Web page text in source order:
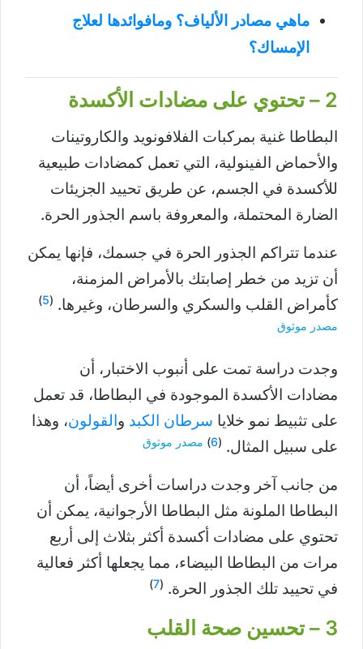
ماهي مصادر الألياف؟ ومافوائدها لعلاج
الإمساك؟
2 – تحتوي على مضادات الأكسدة
البطاطا غنية بمركبات الفلافونويد والكاروتينات
والأحماض الفينولية، التي تعمل كمضادات طبيعية
للأكسدة في الجسم، عن طريق تحييد الجزيئات
الضارة المحتملة، والمعروفة باسم الجذور الحرة.
عندما تتراكم الجذور الحرة في جسمك، فإنها يمكن
أن تزيد من خطر إصابتك بالأمراض المزمنة،
كأمراض القلب والسكري والسرطان، وغيرها. (
5
)
مصدر موثوق
وجدت دراسة تمت على أنبوب الاختبار، أن
مضادات الأكسدة الموجودة في البطاطا، قد تعمل
على تثبيط نمو خلايا سرطان الكبد والقولون، وهذا
على سبيل المثال. (
6
) مصدر موثوق
من جانب آخر وجدت دراسات أخرى أيضاً، أن
البطاطا الملونة مثل البطاطا الأرجوانية، يمكن أن
تحتوي على مضادات أكسدة أكثر بثلاث إلى أربع
مرات من البطاطا البيضاء، مما يجعلها أكثر فعالية
في تحييد تلك الجذور الحرة. (
7
)
3 – تحسين صحة القلب